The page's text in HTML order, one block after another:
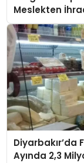
Meslekten
Diyarbakır’da
Ayında 2,3